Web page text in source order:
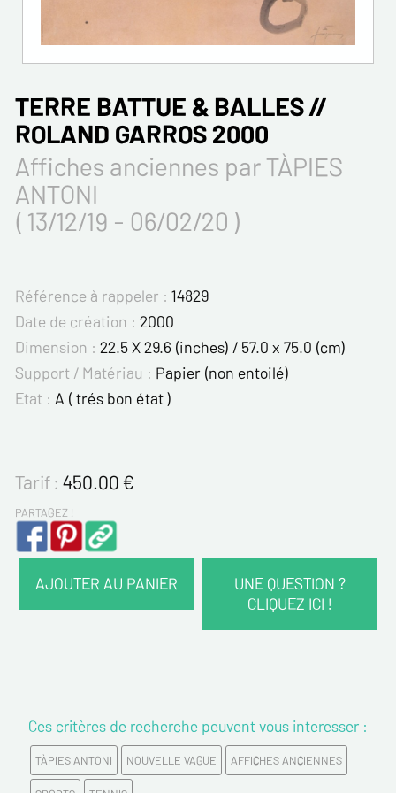
TERRE BATTUE & BALLES //
ROLAND GARROS 2000
Affiches anciennes par TÀPIES
ANTONI
( 13/12/19 - 06/02/20 )
Référence à rappeler : 14829
Date de création : 2000
Dimension : 22.5 X 29.6 (inches) / 57.0 x 75.0 (cm)
Support / Matériau : Papier (non entoilé)
Etat : A ( trés bon état )
Tarif : 450.00€
PARTAGEZ !
AJOUTER AU PANIER
UNE QUESTION ?
CLIQUEZ ICI !
Prénom*
Email*
Ces critères de recherche peuvent vous interesser :
TÀPIES ANTONI NOUVELLE VAGUE AFFICHES ANCIENNES